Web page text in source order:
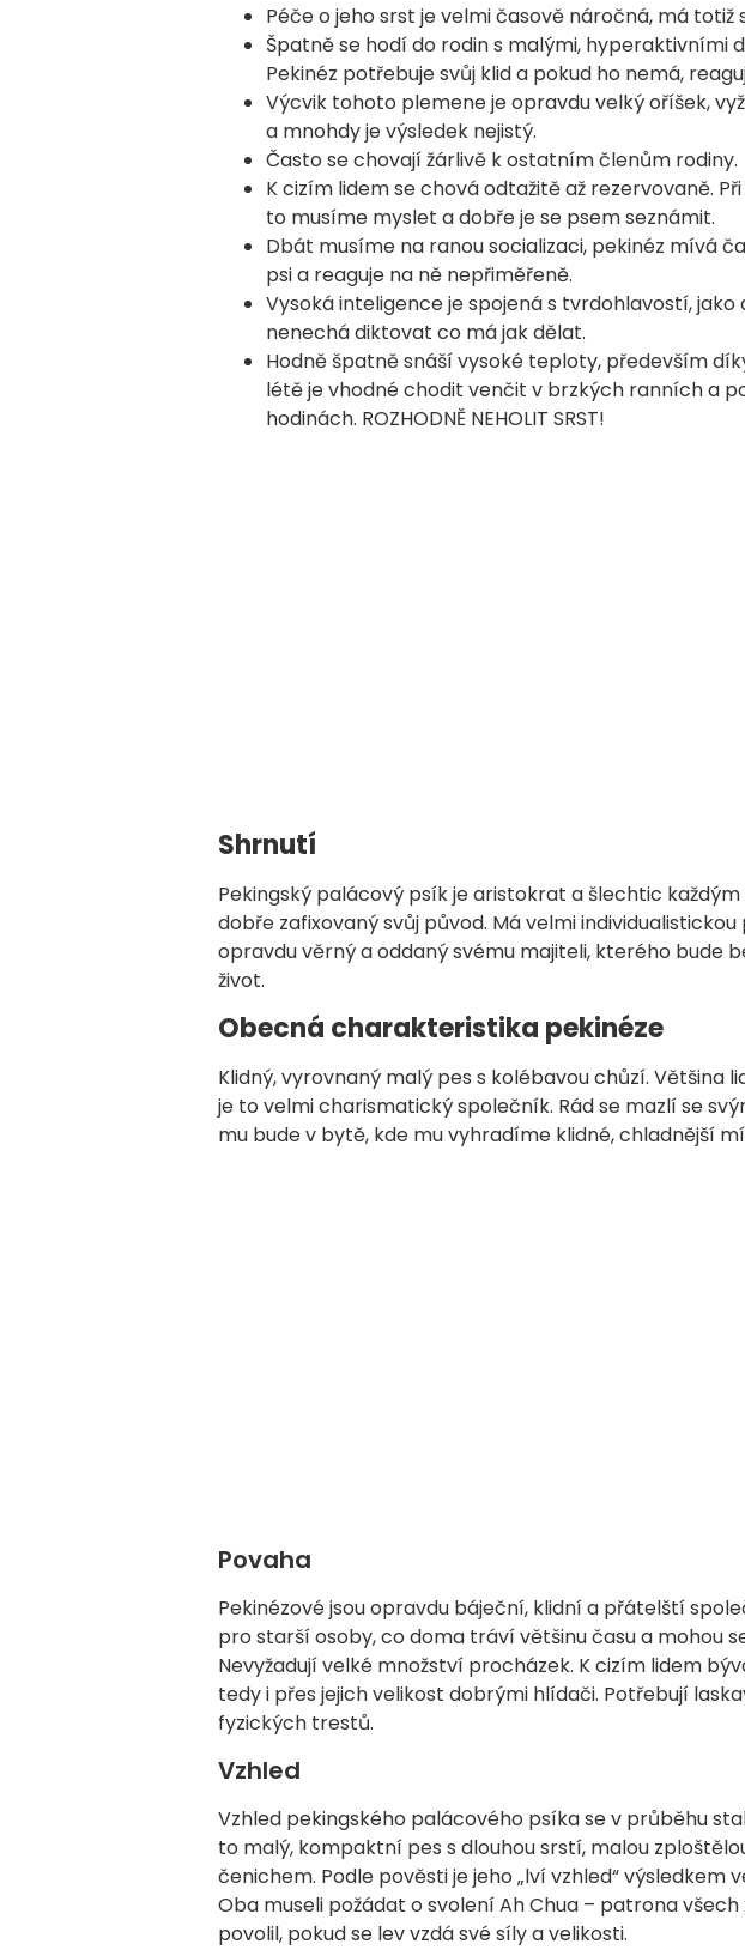
Péče o jeho srst je velmi časově náročná, má totiž
Špatně se hodí do rodin s malými, hyperaktivními
Pekinéz potřebuje svůj klid a pokud ho nemá,
Výcvik tohoto plemene je opravdu velký oříšek,
a mnohdy je výsledek nejistý.
Často se chovají žárlivě k ostatním členům rodiny.
K cizím lidem se chová odtažitě až rezervovaně.
to musíme myslet a dobře je se psem seznámit.
Dbát musíme na ranou socializaci, pekinéz mívá
psi a reaguje na ně nepřiměřeně.
Vysoká inteligence je spojená s tvrdohlavostí,
nenechá diktovat co má jak dělat.
Hodně špatně snáší vysoké teploty, především
létě je vhodné chodit venčit v brzkých ranních a
hodinách. ROZHODNĚ NEHOLIT SRST!
Shrnutí
Pekingský palácový psík je aristokrat a šlechtic
dobře zafixovaný svůj původ. Má velmi
opravdu věrný a oddaný svému majiteli, kterého bude
život.
Obecná charakteristika pekinéze
Klidný, vyrovnaný malý pes s kolébavou chůzí. Většina
je to velmi charismatický společník. Rád se mazlí se
mu bude v bytě, kde mu vyhradíme klidné, chladnější
Povaha
Pekinézové jsou opravdu báječní, klidní a přátelští
pro starší osoby, co doma tráví většinu času a mohou
Nevyžadují velké množství procházek. K cizím lidem
tedy i přes jejich velikost dobrými hlídači. Potřebují
fyzických trestů.
Vzhled
Vzhled pekingského palácového psíka se v průběhu
to malý, kompaktní pes s dlouhou srstí, malou
čenichem. Podle pověsti je jeho „lví vzhled“ výsledkem
Oba museli požádat o svolení Ah Chua – patrona všech
povolil, pokud se lev vzdá své síly a velikosti.